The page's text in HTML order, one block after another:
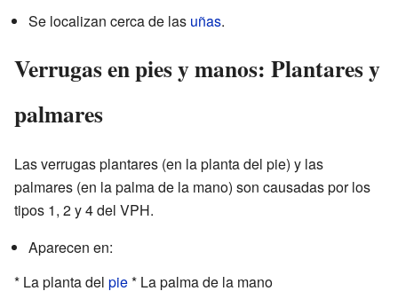
Se localizan cerca de las uñas.
Verrugas en pies y manos: Plantares y
palmares
Las verrugas plantares (en la planta del pie) y las
palmares (en la palma de la mano) son causadas por los
tipos 1, 2 y 4 del VPH.
Aparecen en:
* La planta del pie* La palma de la mano